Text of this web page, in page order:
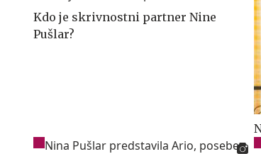
Kdo je skrivnostni partner Nine
Pušlar?